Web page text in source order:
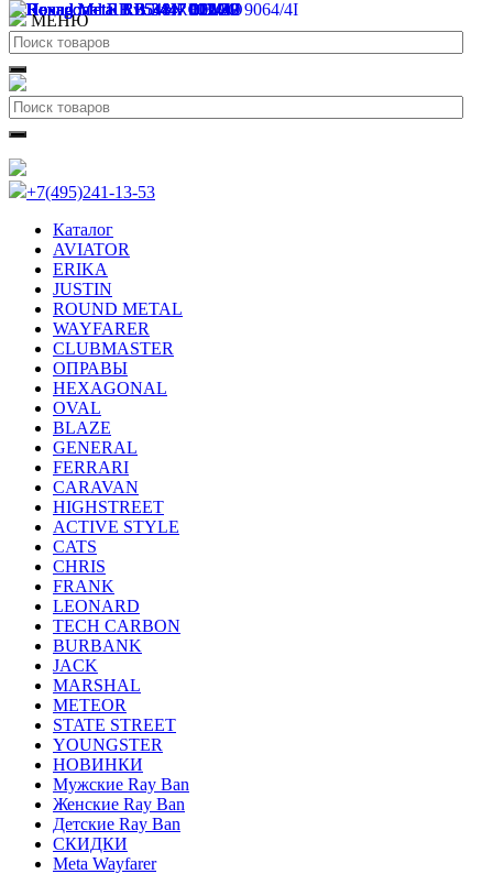
МЕНЮ
+7(495)241-13-53
Каталог
AVIATOR
ERIKA
JUSTIN
ROUND METAL
WAYFARER
CLUBMASTER
ОПРАВЫ
HEXAGONAL
OVAL
BLAZE
GENERAL
FERRARI
CARAVAN
HIGHSTREET
ACTIVE STYLE
CATS
CHRIS
FRANK
LEONARD
TECH CARBON
BURBANK
JACK
MARSHAL
METEOR
STATE STREET
YOUNGSTER
НОВИНКИ
Мужские Ray Ban
Женские Ray Ban
Детские Ray Ban
СКИДКИ
Meta Wayfarer